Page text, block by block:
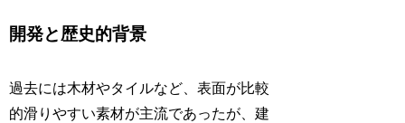
開発と歴史的背景
過去には木材やタイルなど、表面が比較
的滑りやすい素材が主流であったが、建